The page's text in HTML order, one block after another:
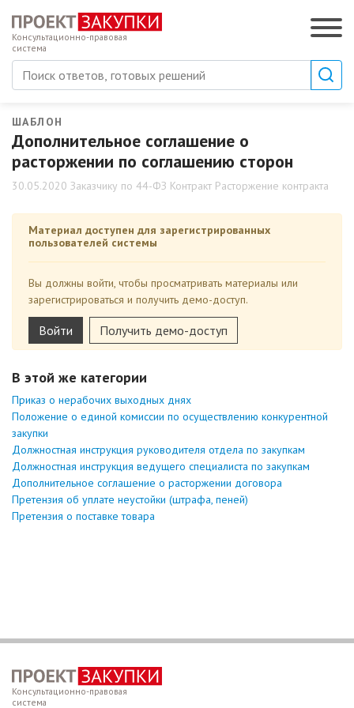
Консультационно-правовая
система
ШАБЛОН
Дополнительное соглашение о
расторжении по соглашению сторон
30.05.2020 Заказчику по 44-ФЗ Контракт Расторжение контракта
Материал доступен для зарегистрированных
пользователей системы
Вы должны войти, чтобы просматривать материалы или
зарегистрироваться и получить демо-доступ.
Войти Получить демо-доступ
В этой же категории
Приказ о нерабочих выходных днях
Положение о единой комиссии по осуществлению конкурентной
закупки
Должностная инструкция руководителя отдела по закупкам
Должностная инструкция ведущего специалиста по закупкам
Дополнительное соглашение о расторжении договора
Претензия об уплате неустойки (штрафа, пеней)
Претензия о поставке товара
Консультационно-правовая
система